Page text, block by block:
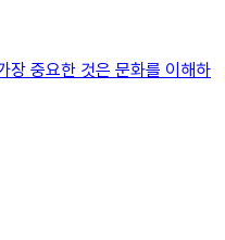
장 중요한 것은 문화를 이해하